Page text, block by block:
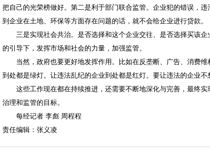
把自己的光荣榜做好。第二是利于部门联合监管。企业犯的错误，
到企业在土地、环保等方面存在问题的话，就不会给企业进行贷款。
三是实现社会共治。是否选择和这个企业交往、是否选择买该企
的引导下，发挥市场和社会的力量，加强监管。
当然，政府也要更好地发挥作用。比如在反垄断、广告、消费维
到处都是绿灯。让违法乱纪的企业到处都是红灯。要让违法的企业
这些工作现在都在持续推进，还需要不断地深化与完善，最终实
治理和监管的目标。
每经记者 李彪 周程程
责任编辑：张义凌